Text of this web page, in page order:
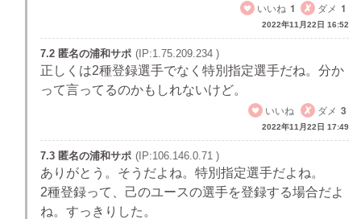
いいね 1 ダメ 1
2022年11月22日 16:52
7.2 匿名の浦和サポ (IP:1.75.209.234 )
正しくは2種登録選手でなく特別指定選手だね。分か
って言ってるのかもしれないけど。
いいね
ダメ 3
2022年11月22日 17:49
7.3 匿名の浦和サポ (IP:106.146.0.71 )
ありがとう。そうだよね。特別指定選手だよね。
2種登録って、己のユースの選手を登録する場合だよ
ね。すっきりした。